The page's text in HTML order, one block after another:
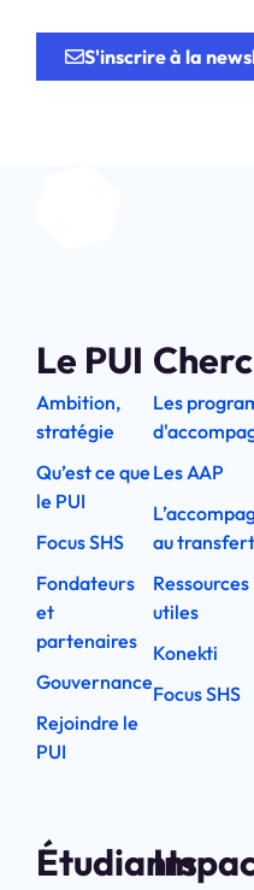
S'inscrire à la
Le PUI
Ambition,
stratégie
Qu’est ce que
le PUI
Focus SHS
Fondateurs
et
partenaires
Gouvernance
Rejoindre le
PUI
Les
Les AAP
au transfert
Ressources
utiles
Konekti
Focus SHS
Étudiants